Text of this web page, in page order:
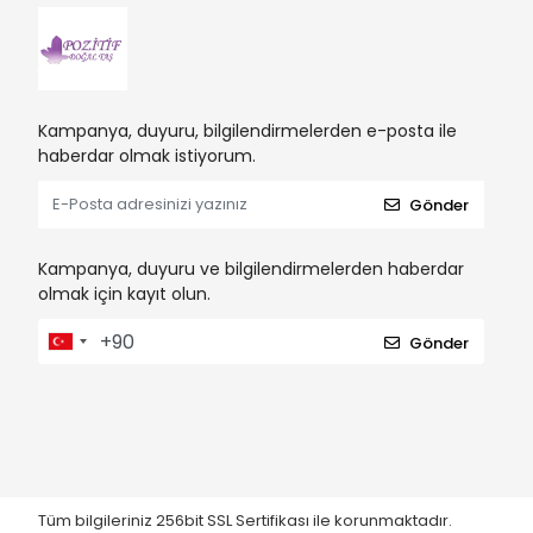
Kampanya, duyuru, bilgilendirmelerden e-posta ile
haberdar olmak istiyorum.
Gönder
Kampanya, duyuru ve bilgilendirmelerden haberdar
olmak için kayıt olun.
Gönder
Tüm bilgileriniz 256bit SSL Sertifikası ile korunmaktadır.